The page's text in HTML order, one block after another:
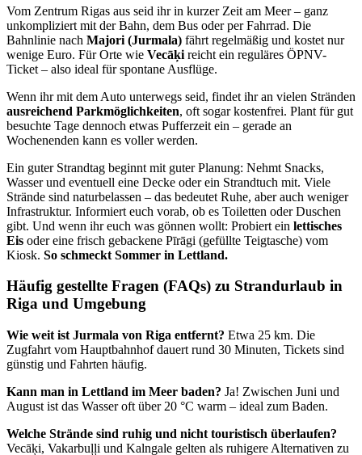
Vom Zentrum Rigas aus seid ihr in kurzer Zeit am Meer – ganz
unkompliziert mit der Bahn, dem Bus oder per Fahrrad. Die
Bahnlinie nach Majori (Jurmala) fährt regelmäßig und kostet nur
wenige Euro. Für Orte wie Vecāķi reicht ein reguläres ÖPNV-
Ticket – also ideal für spontane Ausflüge.
Wenn ihr mit dem Auto unterwegs seid, findet ihr an vielen Stränden
ausreichend Parkmöglichkeiten, oft sogar kostenfrei. Plant für gut
besuchte Tage dennoch etwas Pufferzeit ein – gerade an
Wochenenden kann es voller werden.
Ein guter Strandtag beginnt mit guter Planung: Nehmt Snacks,
Wasser und eventuell eine Decke oder ein Strandtuch mit. Viele
Strände sind naturbelassen – das bedeutet Ruhe, aber auch weniger
Infrastruktur. Informiert euch vorab, ob es Toiletten oder Duschen
gibt. Und wenn ihr euch was gönnen wollt: Probiert ein lettisches
Eis oder eine frisch gebackene Pīrāgi (gefüllte Teigtasche) vom
Kiosk. So schmeckt Sommer in Lettland.
Häufig gestellte Fragen (FAQs) zu Strandurlaub in
Riga und Umgebung
Wie weit ist Jurmala von Riga entfernt? Etwa 25 km. Die
Zugfahrt vom Hauptbahnhof dauert rund 30 Minuten, Tickets sind
günstig und Fahrten häufig.
Kann man in Lettland im Meer baden? Ja! Zwischen Juni und
August ist das Wasser oft über 20 °C warm – ideal zum Baden.
Welche Strände sind ruhig und nicht touristisch überlaufen?
Vecāķi, Vakarbuļļi und Kalngale gelten als ruhigere Alternativen zu